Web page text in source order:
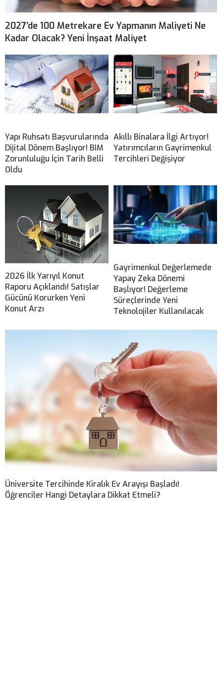
2027’de 100 Metrekare Ev Yapmanın Maliyeti Ne
Kadar Olacak? Yeni İnşaat Maliyet
Yapı Ruhsatı Başvurularında
Dijital Dönem Başlıyor! BIM
Zorunluluğu İçin Tarih Belli
Oldu
Akıllı Binalara İlgi Artıyor!
Yatırımcıların Gayrimenkul
Tercihleri Değişiyor
2026 İlk Yarıyıl Konut
Raporu Açıklandı! Satışlar
Gücünü Korurken Yeni
Konut Arzı
Gayrimenkul Değerlemede
Yapay Zeka Dönemi
Başlıyor! Değerleme
Süreçlerinde Yeni
Teknolojiler Kullanılacak
Üniversite Tercihinde Kiralık Ev Arayışı Başladı!
Öğrenciler Hangi Detaylara Dikkat Etmeli?